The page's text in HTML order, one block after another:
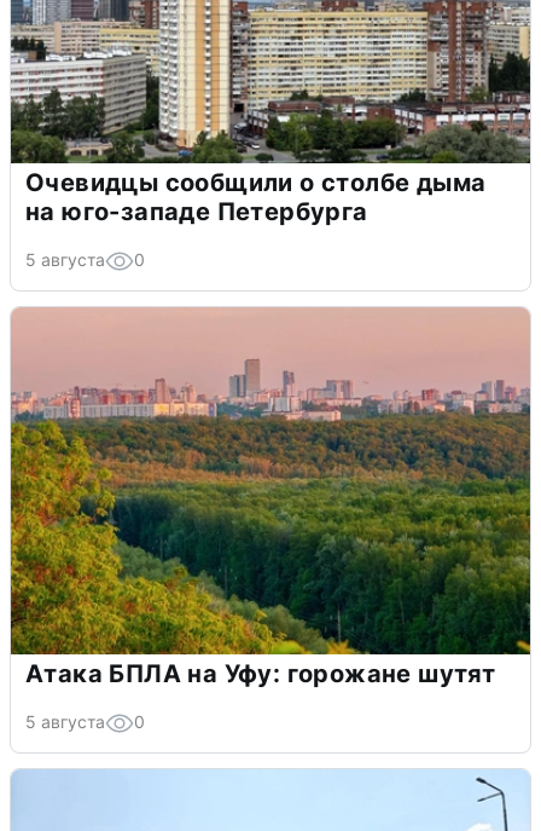
Очевидцы сообщили о столбе дыма
на юго-западе Петербурга
5 августа 0
Атака БПЛА на Уфу: горожане шутят
5 августа 0